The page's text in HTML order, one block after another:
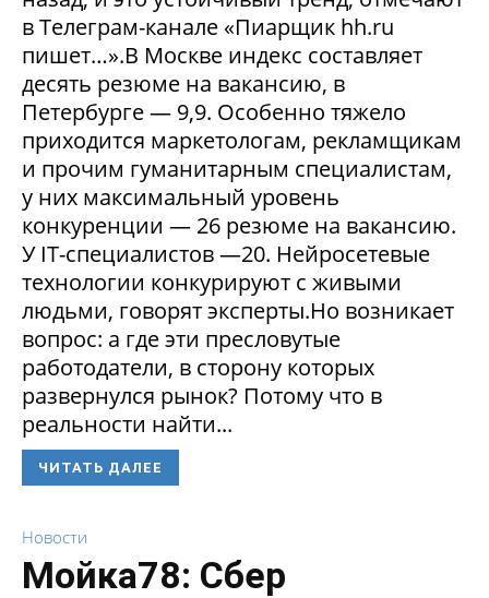
в Телеграм-канале «Пиарщик hh.ru
пишет…».В Москве индекс составляет
десять резюме на вакансию, в
Петербурге — 9,9. Особенно тяжело
приходится маркетологам, рекламщикам
и прочим гуманитарным специалистам,
у них максимальный уровень
конкуренции — 26 резюме на вакансию.
У IT-специалистов —20. Нейросетевые
технологии конкурируют с живыми
людьми, говорят эксперты.Но возникает
вопрос: а где эти пресловутые
работодатели, в сторону которых
развернулся рынок? Потому что в
реальности найти...
ЧИТАТЬ ДАЛЕЕ
Новости
Мойка78: Сбер